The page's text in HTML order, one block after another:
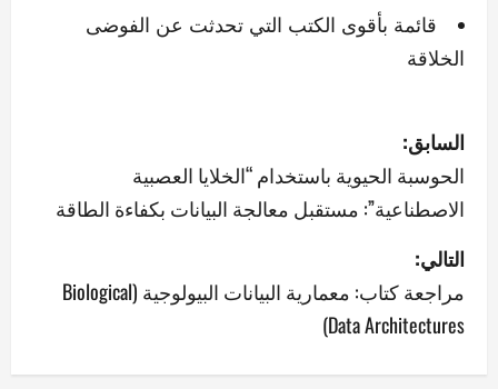
قائمة بأقوى الكتب التي تحدثت عن الفوضى
الخلاقة
ت
ص
فّ
ح
ا
ل
السابق:
الحوسبة الحيوية باستخدام “الخلايا العصبية
الاصطناعية”: مستقبل معالجة البيانات بكفاءة الطاقة
التالي:
مراجعة كتاب: معمارية البيانات البيولوجية (Biological
Data Architectures)